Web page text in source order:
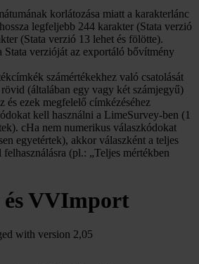
korlátozása miatt a karakterlánc
legfeljebb 244 karakter (Stata verzió
(Stata verzió 13 lehet és fölötte).
Stata verzióját az exportáló bővítmény
számértékekhez való csatolását
(általában egy vagy két számjegyű)
és ezek megfelelő címkézéséhez
kell használni a LimeSurvey-ben (1
cHa nem numerikus válaszkódokat
egyetértek), akkor válaszként a teljes
(pl.: „Teljes mértékben
VVImport
with version 2,05